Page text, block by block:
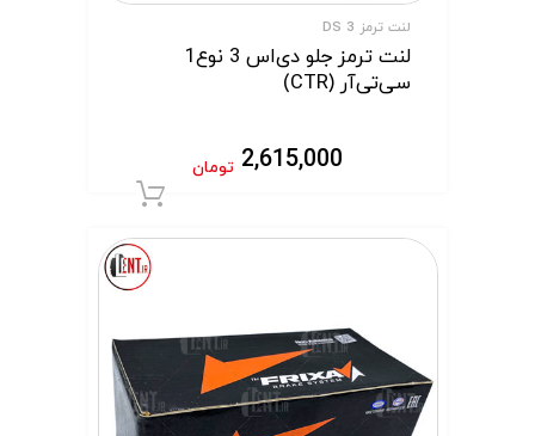
لنت ترمز DS 3
لنت ترمز جلو دی‌اس 3 نوع1
سی‌تی‌آر (CTR)
2,615,000 تومان